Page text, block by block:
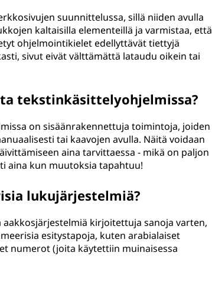
suunnittelussa, sillä niiden avulla
kaltaisilla elementeillä ja varmistaa, että
ohjelmointikielet edellyttävät tiettyjä
sivut eivät välttämättä lataudu oikein tai
tekstinkäsittelyohjelmissa?
on sisäänrakennettuja toimintoja, joiden
tai kaavojen avulla. Näitä voidaan
aina tarvittaessa - mikä on paljon
aina kun muutoksia tapahtuu!
lukujärjestelmiä?
kirjoitettuja sanoja varten,
esitystapoja, kuten arabialaiset
numerot (joita käytettiin muinaisessa